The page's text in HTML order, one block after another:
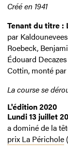
Créé en 1941
Tenant du titre :
par
Roebeck,
Édouard
Cottin, monté
La course se
L'édition 2020
Lundi 13 juillet
a dominé de la
prix La Périchole